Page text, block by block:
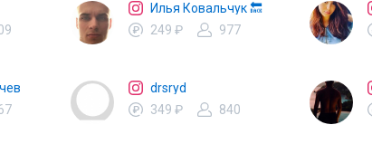
Илья Ковальчук 🔙
249 ₽
977
drsryd
349 ₽
840